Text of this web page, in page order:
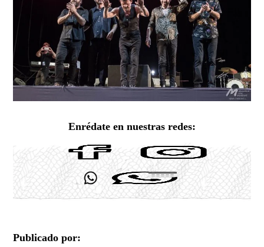
Enrédate en nuestras redes:
Publicado por: